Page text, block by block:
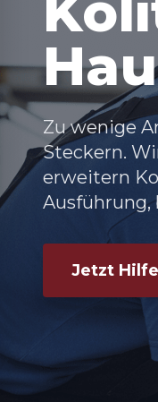
Zu wenige
Steckern.
erweitern
Ausführung,
Jetzt